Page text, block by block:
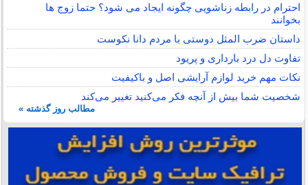
احترام در رابطه زناشویی چگونه ایجاد می شود؟ حتما زوج ها
بخوانند
داستان ضرب المثل دوستی با مردم دانا نكوست
تفاوت دل درد بارداری و پریود
نکات مهم خرید لوازم آرایشی اصل و باکیفیت
شخصیت شما بیش از آنچه فکر می‌کنید تغییر می‌کند
مطالب روز گذشته »